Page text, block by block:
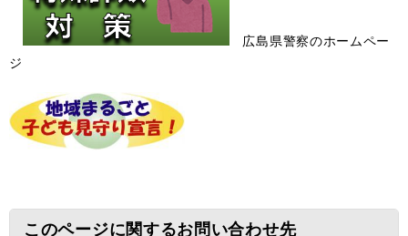
広島県警察のホームペー
ジ
このページに関するお問い合わせ先